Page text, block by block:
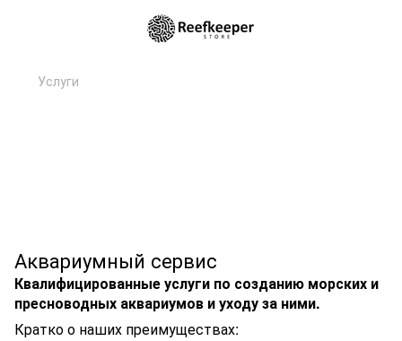
Услуги
Аквариумный сервис
Квалифицированные услуги по созданию морских и
пресноводных аквариумов и уходу за ними.
Кратко о наших преимуществах: